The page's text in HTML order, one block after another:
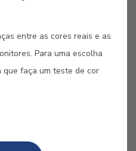
entre as cores reais e as
Para uma escolha
que faça um teste de cor